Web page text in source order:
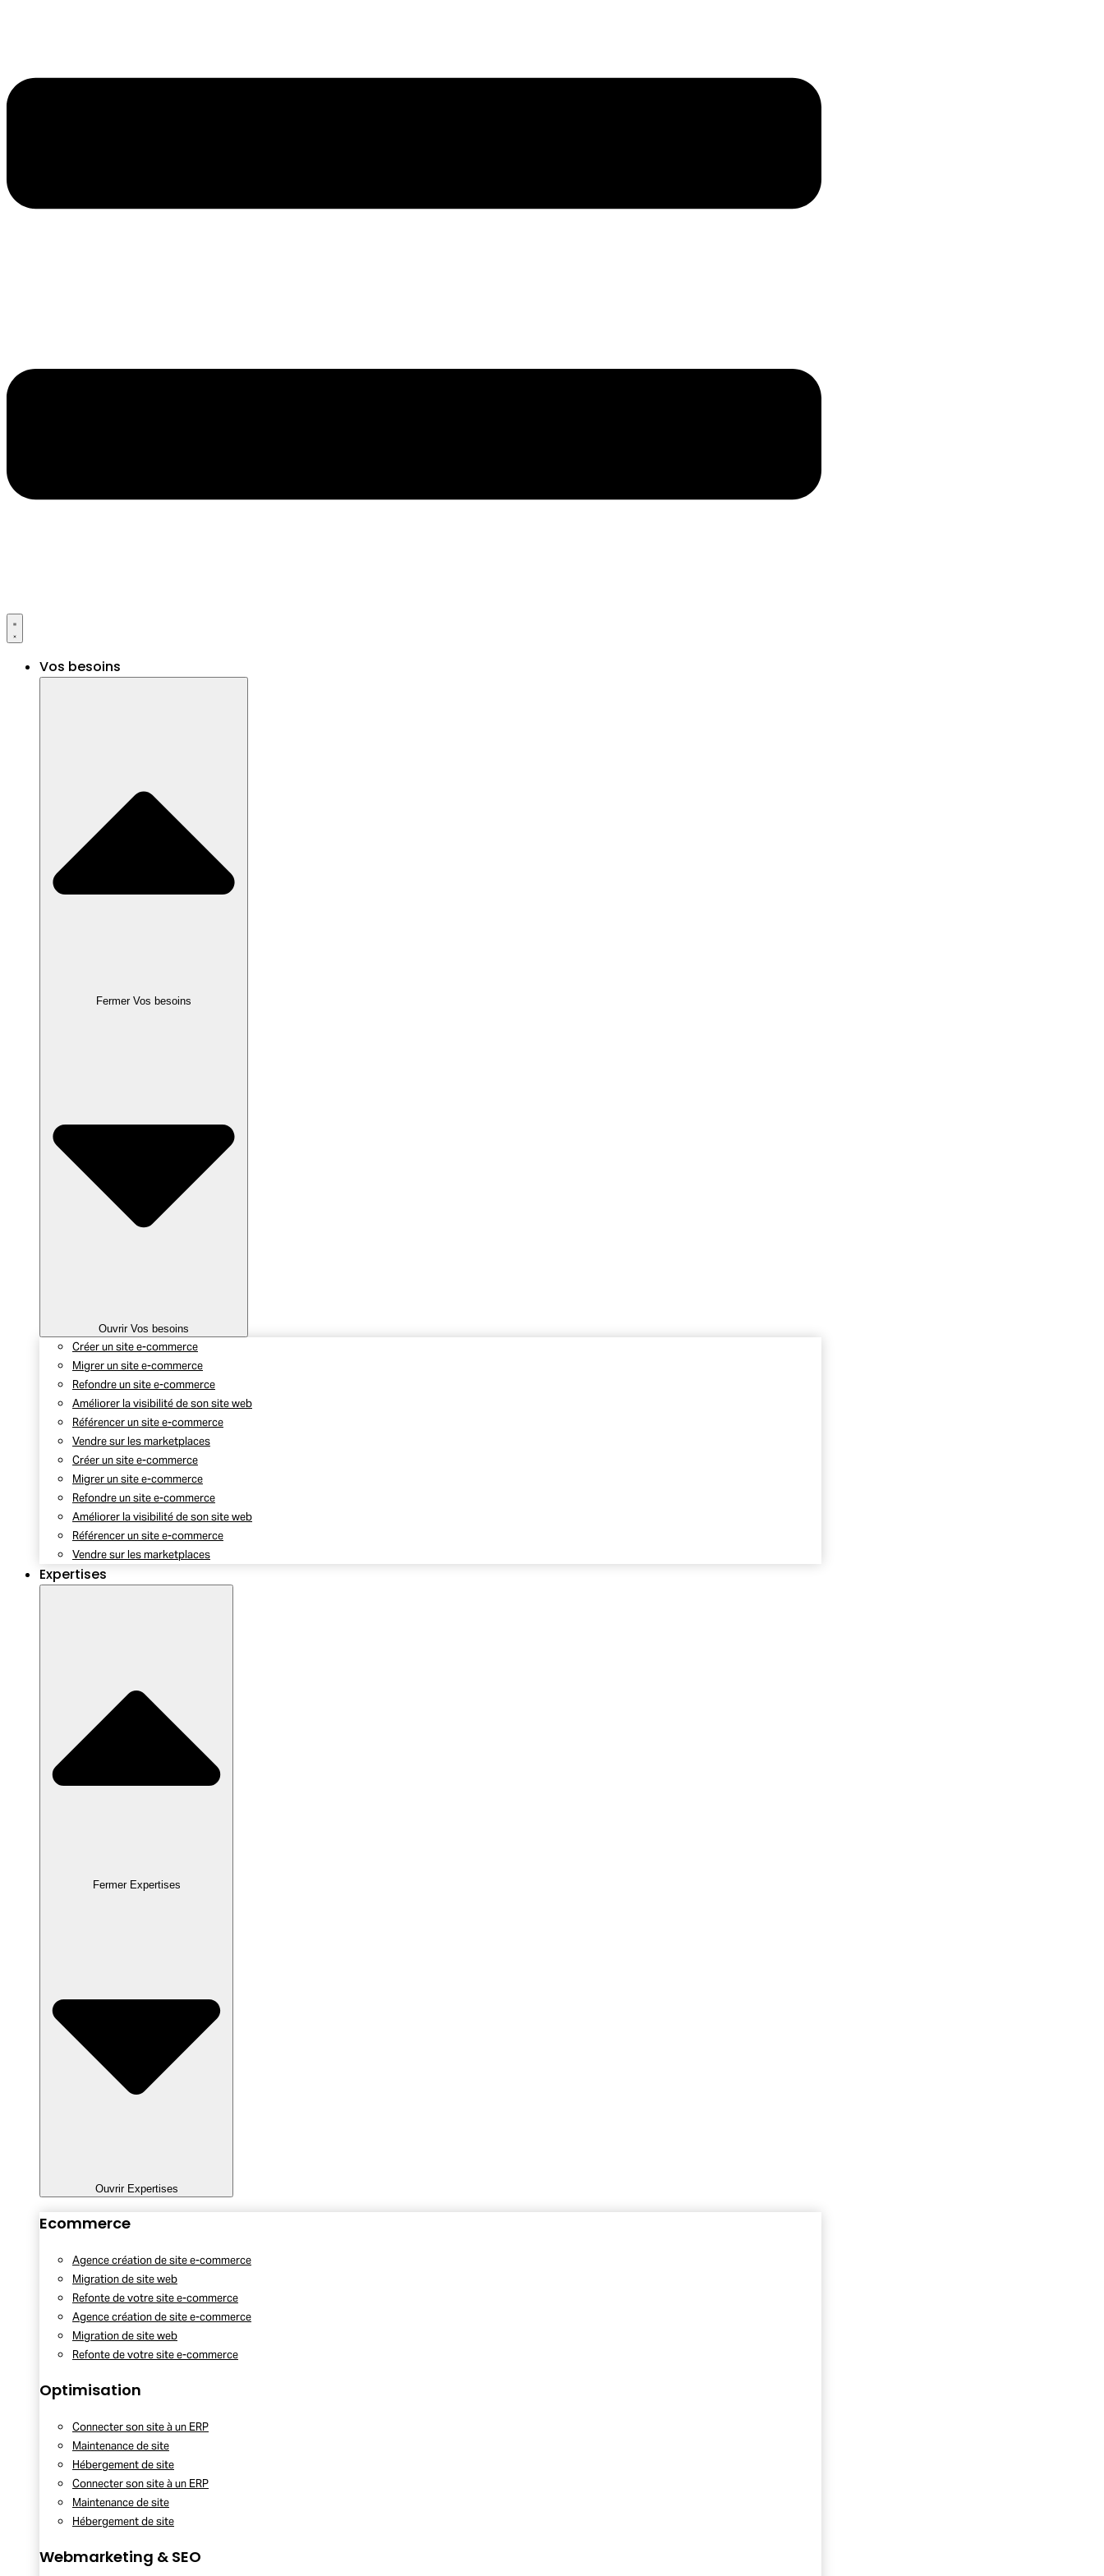
Vos besoins
Fermer Vos besoins
Ouvrir Vos besoins
Créer un site e-commerce
Migrer un site e-commerce
Refondre un site e-commerce
Améliorer la visibilité de son site web
Référencer un site e-commerce
Vendre sur les marketplaces
Créer un site e-commerce
Migrer un site e-commerce
Refondre un site e-commerce
Améliorer la visibilité de son site web
Référencer un site e-commerce
Vendre sur les marketplaces
Expertises
Fermer Expertises
Ouvrir Expertises
Ecommerce
Agence création de site e-commerce
Migration de site web
Refonte de votre site e-commerce
Agence création de site e-commerce
Migration de site web
Refonte de votre site e-commerce
Optimisation
Connecter son site à un ERP
Maintenance de site
Hébergement de site
Connecter son site à un ERP
Maintenance de site
Hébergement de site
Webmarketing & SEO